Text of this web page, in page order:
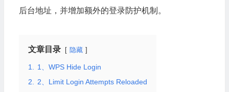
后台地址，并增加额外的登录防护机制。
文章目录 隐藏
1.
1、WPS Hide Login
2.
2、Limit Login Attempts Reloaded